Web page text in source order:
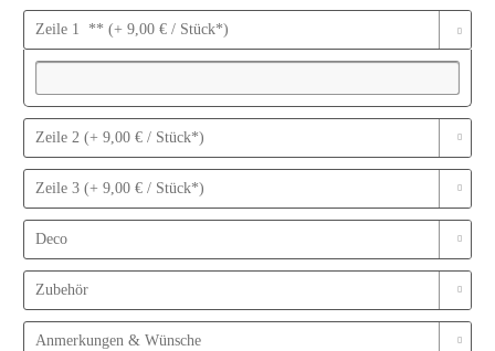
Zeile 1 ** (+ 9,00 € / Stück*)
Zeile 2 (+ 9,00 € / Stück*)
Zeile 3 (+ 9,00 € / Stück*)
Deco
Zubehör
Anmerkungen & Wünsche